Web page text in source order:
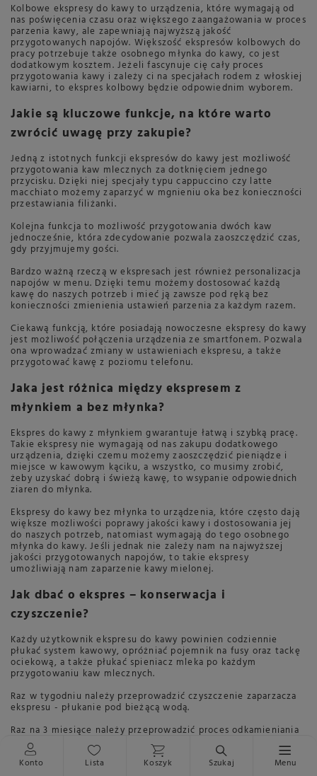
Kolbowe ekspresy do kawy to urządzenia, które wymagają od
nas poświęcenia czasu oraz większego zaangażowania w proces
parzenia kawy, ale zapewniają najwyższą jakość
przygotowanych napojów. Większość ekspresów kolbowych do
pracy potrzebuje także osobnego młynka do kawy, co jest
dodatkowym kosztem. Jeżeli fascynuje cię cały proces
przygotowania kawy i zależy ci na specjałach rodem z włoskiej
kawiarni, to ekspres kolbowy będzie odpowiednim wyborem.
Jakie są kluczowe funkcje, na które warto
zwrócić uwagę przy zakupie?
Jedną z istotnych funkcji ekspresów do kawy jest możliwość
przygotowania kaw mlecznych za dotknięciem jednego
przycisku. Dzięki niej specjały typu cappuccino czy latte
macchiato możemy zaparzyć w mgnieniu oka bez konieczności
przestawiania filiżanki.
Kolejna funkcja to możliwość przygotowania dwóch kaw
jednocześnie, która zdecydowanie pozwala zaoszczędzić czas,
gdy przyjmujemy gości.
Bardzo ważną rzeczą w ekspresach jest również personalizacja
napojów w menu. Dzięki temu możemy dostosować każdą
kawę do naszych potrzeb i mieć ją zawsze pod ręką bez
konieczności zmienienia ustawień parzenia za każdym razem.
Ciekawą funkcją, które posiadają nowoczesne ekspresy do kawy
jest możliwość połączenia urządzenia ze smartfonem. Pozwala
ona wprowadzać zmiany w ustawieniach ekspresu, a także
przygotować kawę z poziomu telefonu.
Jaka jest różnica między ekspresem z
młynkiem a bez młynka?
Ekspres do kawy z młynkiem gwarantuje łatwą i szybką pracę.
Takie ekspresy nie wymagają od nas zakupu dodatkowego
urządzenia, dzięki czemu możemy zaoszczędzić pieniądze i
miejsce w kawowym kąciku, a wszystko, co musimy zrobić,
żeby uzyskać dobrą i świeżą kawę, to wsypanie odpowiednich
ziaren do młynka.
Ekspresy do kawy bez młynka to urządzenia, które często dają
większe możliwości poprawy jakości kawy i dostosowania jej
do naszych potrzeb, natomiast wymagają do tego osobnego
młynka do kawy. Jeśli jednak nie zależy nam na najwyższej
jakości przygotowanych napojów, to takie ekspresy
umożliwiają nam zaparzenie kawy mielonej.
Jak dbać o ekspres – konserwacja i
czyszczenie?
Każdy użytkownik ekspresu do kawy powinien codziennie
płukać system kawowy, opróżniać pojemnik na fusy oraz tackę
ociekową, a także płukać spieniacz mleka po każdym
przygotowaniu kaw mlecznych.
Raz w tygodniu należy przeprowadzić czyszczenie zaparzacza
ekspresu - płukanie pod bieżącą wodą.
Raz na 3 miesiące należy przeprowadzić proces odkamieniania
ekspresu, czyszczenie układu kawowego, a także czyszczenie
systemu mlecznego.
Konto Lista Koszyk Szukaj Menu